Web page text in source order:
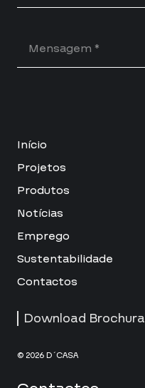
Início
Projetos
Produtos
Notícias
Emprego
Sustentabilidade
Contactos
Download Brochura
© 2026 D´CASA